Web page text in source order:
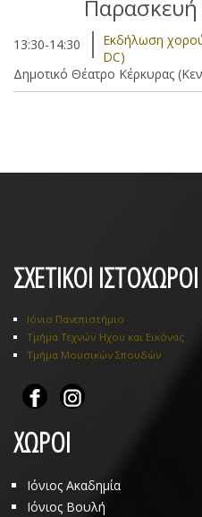
13:30-14:30
Eκδήλωση
DC)
Δημοτικό Θέατρο Κέρκυρας
ΣΧΕΤΙΚΟΙ ΙΣΤΟΧΩΡΟΙ
Ιόνιο Πανεπιστήμιο
Τμήμα Τεχνών Ήχου και Εικόνας
Τμήμα Μουσικών Σπουδών
ΧΩΡΟΙ
Ιόνιος Ακαδημία
Ιόνιος Βουλή